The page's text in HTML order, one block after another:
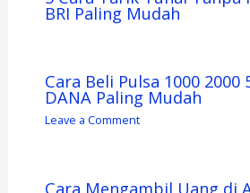
BRI Paling Mudah
Cara Beli Pulsa 1000 2000
DANA Paling Mudah
Leave a Comment
Cara Mengambil Uang di